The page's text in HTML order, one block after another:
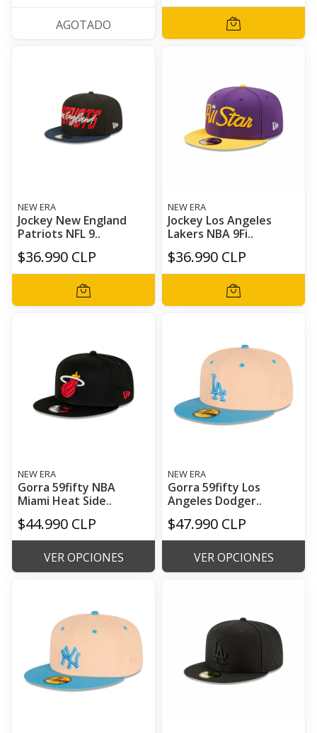
AGOTADO
NEW ERA
Jockey New England
Patriots NFL 9..
$36.990 CLP
NEW ERA
Jockey Los Angeles
Lakers NBA 9Fi..
$36.990 CLP
NEW ERA
Gorra 59fifty NBA
Miami Heat Side..
$44.990 CLP
VER OPCIONES
NEW ERA
Gorra 59fifty Los
Angeles Dodger..
$47.990 CLP
VER OPCIONES